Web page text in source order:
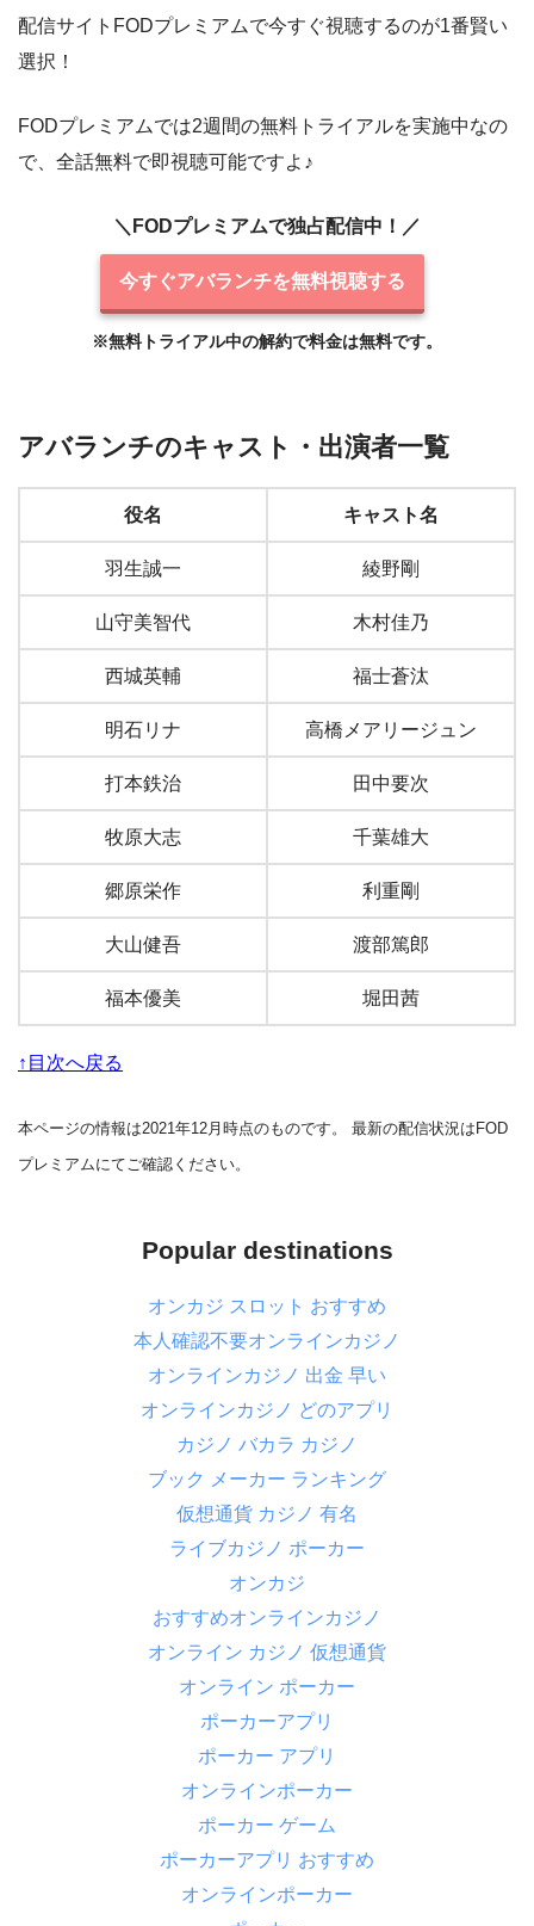
配信サイトFODプレミアムで今すぐ視聴するのが1番賢い
選択！
FODプレミアムでは2週間の無料トライアルを実施中なの
で、全話無料で即視聴可能ですよ♪
＼FODプレミアムで独占配信中！／
今すぐアバランチを無料視聴する
※無料トライアル中の解約で料金は無料です。
アバランチのキャスト・出演者一覧
役名 キャスト名
羽生誠一 綾野剛
山守美智代 木村佳乃
西城英輔 福士蒼汰
明石リナ 高橋メアリージュン
打本鉄治 田中要次
牧原大志 千葉雄大
郷原栄作 利重剛
大山健吾 渡部篤郎
福本優美 堀田茜
↑目次へ戻る
本ページの情報は2021年12月時点のものです。 最新の配信状況はFOD
プレミアムにてご確認ください。
Popular destinations
オンカジ スロット おすすめ
本人確認不要オンラインカジノ
オンラインカジノ 出金 早い
オンラインカジノ どのアプリ
カジノ バカラ カジノ
ブック メーカー ランキング
仮想通貨 カジノ 有名
ライブカジノ ポーカー
オンカジ
おすすめオンラインカジノ
オンライン カジノ 仮想通貨
オンライン ポーカー
ポーカーアプリ
ポーカー アプリ
オンラインポーカー
ポーカー ゲーム
ポーカーアプリ おすすめ
オンラインポーカー